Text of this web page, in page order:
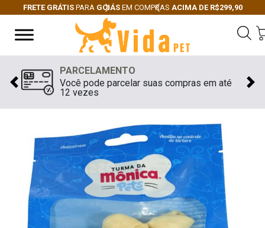
FRETE GRÁTISPARA GOIÁSEM COMPRAS ACIMA DE R$299,90
Previous
Next
PARCELAMENTO
Você pode parcelar suas compras em até
12 vezes
Previous